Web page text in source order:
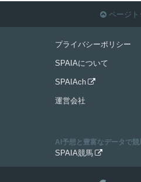
 ページ
プライバシーポリシー
SPAIAについて
SPAIAch 
運営会社
AI予想と豊富なデータで競
SPAIA競馬 